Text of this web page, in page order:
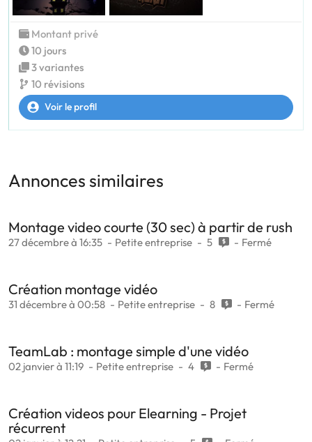
Montant privé
10 jours
3 variantes
10 révisions
Voir le profil
Annonces similaires
Montage video courte (30 sec) à partir de rush
27 décembre à 16:35 Petite entreprise 5 Fermé
Création montage vidéo
31 décembre à 00:58 Petite entreprise 8 Fermé
TeamLab : montage simple d'une vidéo
02 janvier à 11:19 Petite entreprise 4 Fermé
Création videos pour Elearning - Projet
récurrent